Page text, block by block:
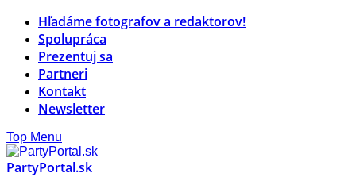
Hľadáme fotografov a redaktorov!
Spolupráca
Prezentuj sa
Partneri
Kontakt
Newsletter
Top Menu
PartyPortal.sk